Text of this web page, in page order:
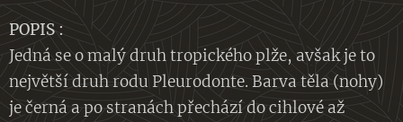
POPIS :
Jedná se o malý druh tropického plže, avšak je to
největší druh rodu Pleurodonte. Barva těla (nohy)
je černá a po stranách přechází do cihlové až